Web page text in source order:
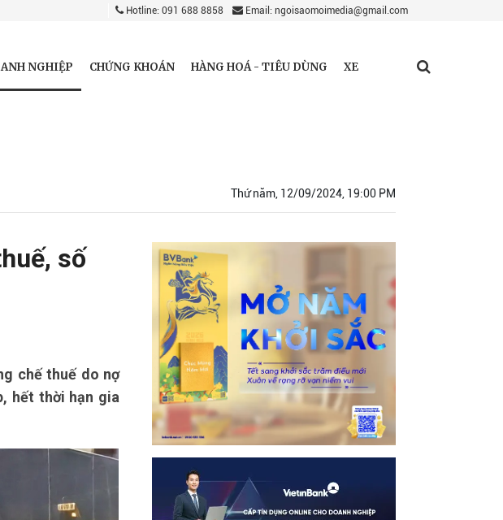
Hotline: 091 688 8858 Email: ngoisaomoimedia@gmail.com
NGHIỆP CHỨNG KHOÁN HÀNG HOÁ - TIÊU DÙNG XE
Thứ năm, 12/09/2024, 19:00 PM
số
chế thuế do nợ
hết thời hạn gia